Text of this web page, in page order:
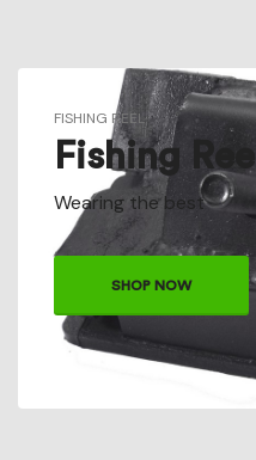
FISHING REEL
Fishing Reel
Wearing the best
SHOP NOW